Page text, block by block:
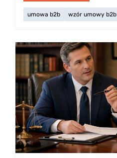
umowa b2b wzór umowy b2b